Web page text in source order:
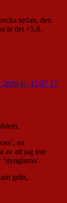
sedan, den
är det +5,8.
2009 kl. 17:07 17
en
av att jag inte
grått,